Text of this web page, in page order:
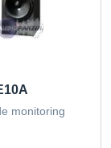
monitoring